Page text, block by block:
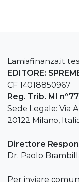
Lamiafinanza.it
EDITORE:
CF 14018850967
Reg. Trib. MI
Sede Legale: Via
20122 Milano,
Direttore
Dr. Paolo
Per inviare